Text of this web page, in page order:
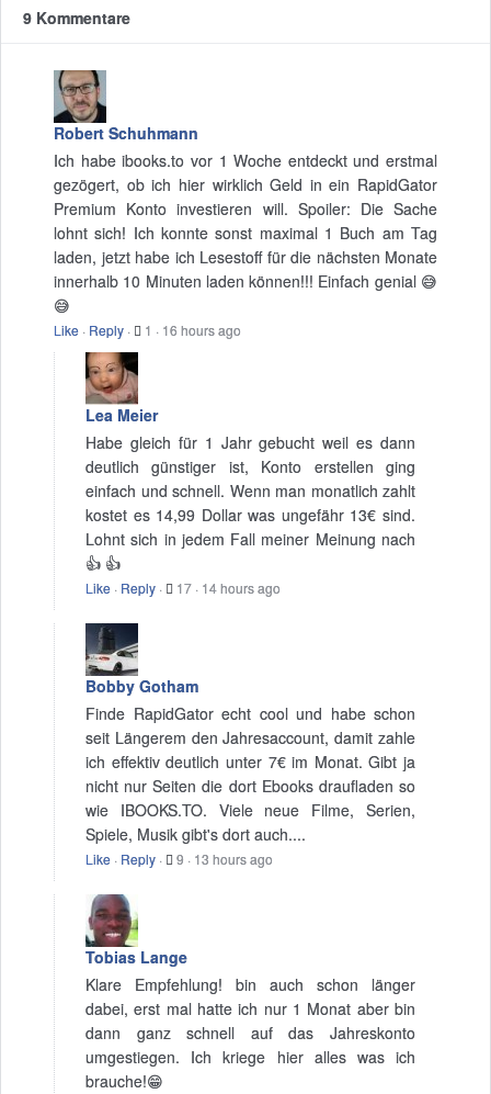
9 Kommentare
Robert Schuhmann
Ich habe ibooks.to vor 1 Woche entdeckt und erstmal
gezögert, ob ich hier wirklich Geld in ein RapidGator
Premium Konto investieren will. Spoiler: Die Sache
lohnt sich! Ich konnte sonst maximal 1 Buch am Tag
laden, jetzt habe ich Lesestoff für die nächsten Monate
innerhalb 10 Minuten laden können!!! Einfach genial 😅
😅
Like · Reply · 1 · 16 hours ago
Lea Meier
Habe gleich für 1 Jahr gebucht weil es dann
deutlich günstiger ist, Konto erstellen ging
einfach und schnell. Wenn man monatlich zahlt
kostet es 14,99 Dollar was ungefähr 13€ sind.
Lohnt sich in jedem Fall meiner Meinung nach
👍 👍
Like · Reply · 17 · 14 hours ago
Bobby Gotham
Finde RapidGator echt cool und habe schon
seit Längerem den Jahresaccount, damit zahle
ich effektiv deutlich unter 7€ im Monat. Gibt ja
nicht nur Seiten die dort Ebooks draufladen so
wie IBOOKS.TO. Viele neue Filme, Serien,
Spiele, Musik gibt's dort auch....
Like · Reply · 9 · 13 hours ago
Tobias Lange
Klare Empfehlung! bin auch schon länger
dabei, erst mal hatte ich nur 1 Monat aber bin
dann ganz schnell auf das Jahreskonto
umgestiegen. Ich kriege hier alles was ich
brauche!😁